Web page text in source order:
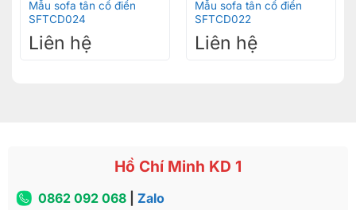
Mẫu sofa tân cổ điển
SFTCD024
Liên hệ
Mẫu sofa tân cổ điển
SFTCD022
Liên hệ
Hồ Chí Minh KD 1
0862 092 068| Zalo